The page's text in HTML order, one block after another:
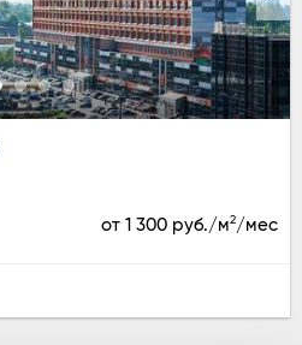
от 1 300 руб./м2/мес